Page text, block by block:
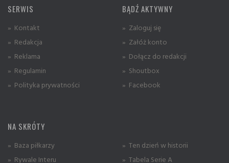
SERWIS
» Kontakt
» Redakcja
» Reklama
» Regulamin
» Polityka prywatności
BĄDŹ AKTYWNY
» Zaloguj się
» Załóż konto
» Dołącz do redakcji
» Shoutbox
» Facebook
NA SKRÓTY
» Baza piłkarzy
» Rywale Interu
» Ten dzień w historii
» Tabela Serie A